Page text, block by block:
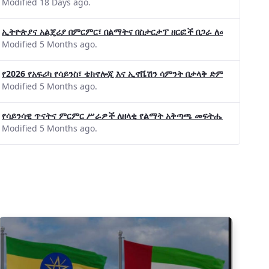
ኢትዮጵያና አልጄሪያ በምርምር፣ በልማትና በስታርታፕ ዘርፎች በጋራ ለመስራት መከሩ፡፡
Modified 5 Months ago.
የ2026 የአፍሪካ የሳይንስ፣ ቴክኖሎጂ እና ኢኖቬሽን ሳምንት በታላቅ ድምቀት
Modified 5 Months ago.
የሳይንሳዊ ጥናትና ምርምር ሥራዎች ለዘላቂ የልማት አቅጣጫ መፍትሔ ጠቋሚ
Modified 5 Months ago.